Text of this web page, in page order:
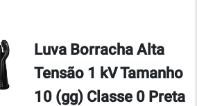
Luva Borracha Alta
Tensão 1 kV Tamanho
10 (gg) Classe 0 Preta